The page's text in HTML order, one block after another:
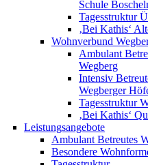
Schule
Tagesstruktur
‚Bei Kathis‘
Wohnverbund
Ambulant
Wegberg
Intensiv
Wegberger
Tagesstruktur
‚Bei Kathis‘
Leistungsangebote
Ambulant Betreutes
Besondere